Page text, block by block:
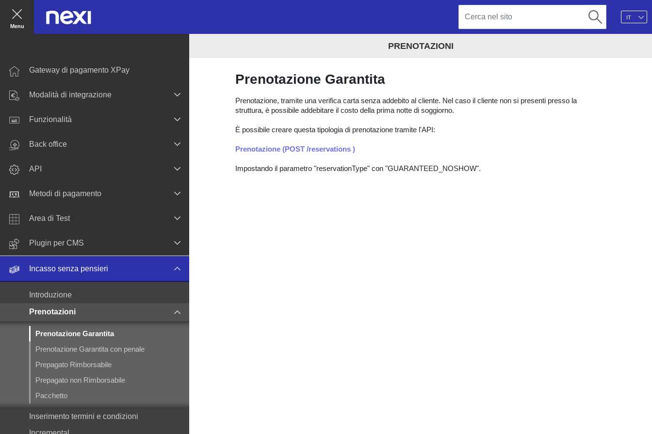
Menu
IT
Gateway di pagamento XPay
Modalità di integrazione
Funzionalità
Back office
API
Metodi di pagamento
Area di Test
Plugin per CMS
Incasso senza pensieri
Introduzione
Prenotazioni
Prenotazione Garantita
Prenotazione Garantita con penale
Prepagato Rimborsabile
Prepagato non Rimborsabile
Pacchetto
Inserimento termini e condizioni
PRENOTAZIONI
Prenotazione Garantita
Prenotazione, tramite una verifica carta senza addebito al cliente. Nel caso il cliente non si presenti presso la
struttura, è possibile addebitare il costo della prima notte di soggiorno.
È possibile creare questa tipologia di prenotazione tramite l'API:
Prenotazione (POST /reservations )
Impostando il parametro "reservationType" con "GUARANTEED_NOSHOW".